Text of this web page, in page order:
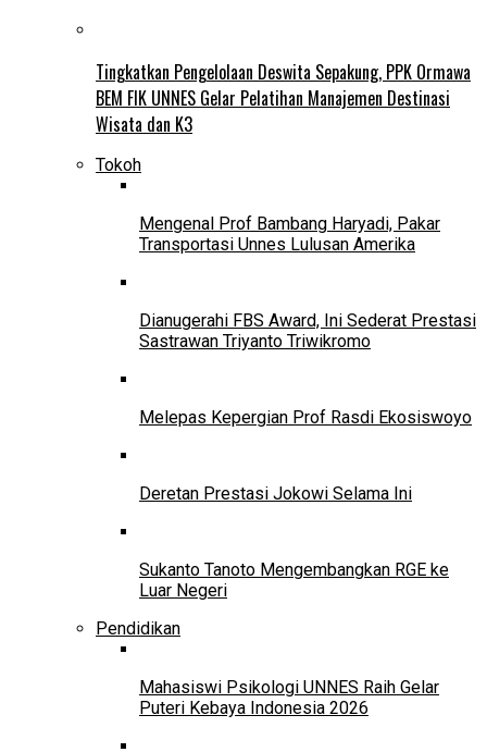
Tingkatkan Pengelolaan Deswita Sepakung, PPK Ormawa
BEM FIK UNNES Gelar Pelatihan Manajemen Destinasi
Wisata dan K3
Tokoh
Mengenal Prof Bambang Haryadi, Pakar
Transportasi Unnes Lulusan Amerika
Dianugerahi FBS Award, Ini Sederat Prestasi
Sastrawan Triyanto Triwikromo
Melepas Kepergian Prof Rasdi Ekosiswoyo
Deretan Prestasi Jokowi Selama Ini
Sukanto Tanoto Mengembangkan RGE ke
Luar Negeri
Pendidikan
Mahasiswi Psikologi UNNES Raih Gelar
Puteri Kebaya Indonesia 2026